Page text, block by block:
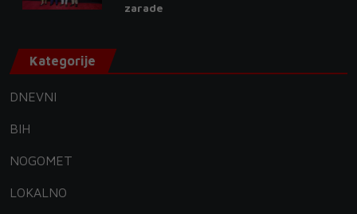
zarade
Kategorije
DNEVNI
BIH
NOGOMET
LOKALNO